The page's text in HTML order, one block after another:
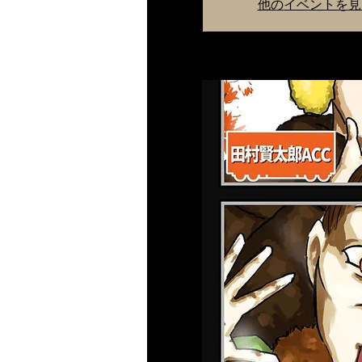
他のイベントを